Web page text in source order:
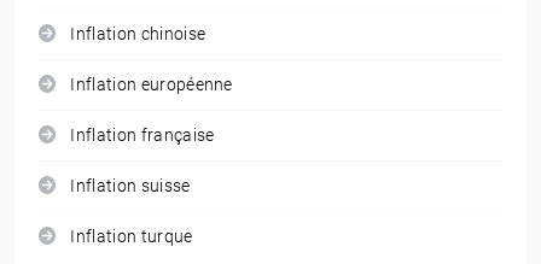
Inflation chinoise
Inflation européenne
Inflation française
Inflation suisse
Inflation turque